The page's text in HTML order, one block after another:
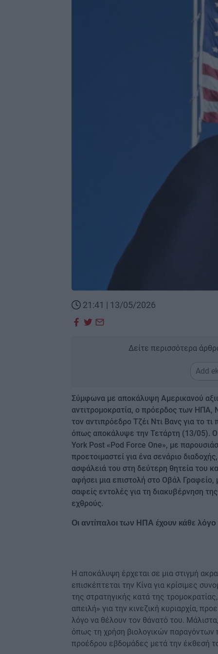
21:41 | 13/05/2026
Δείτε περισσότερα
Add
Σύμφωνα με αποκάλυψη Αμερικανού
αντιτρομοκρατία, ο πρόερδος των ΗΠΑ,
τον αντιπρόεδρο Τζέι Ντι Βανς για το
όπως αποκάλυψε την Τετάρτη (13/05). Ο
York Post «Pod Force One», με
προετοιμαστεί για ένα σενάριο
ασφάλειά του στη δεύτερη θητεία του
αφήσει μια επιστολή στο Οβάλ
σαφείς εντολές για τη διακυβέρνηση
εχθρούς.
Oι αντίπαλοι των ΗΠΑ έχουν κάθε
Η αποκάλυψη έρχεται σε μια στιγμή
επισκέπτεται την Κίνα για κρίσιμες
της στρατηγικής κατά της
απειλή» για την κινεζική κυριαρχία,
λόγο να θέλουν τον θάνατό του.
όπως τη χρήση βιολογικών
προέδρου εβδομάδες μετά την έκθεσή